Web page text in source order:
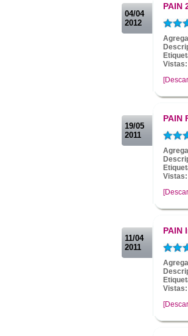
04/04
2012
PAIN
Vistas:
19/05
2011
PAIN
Vistas:
11/04
2011
PAIN
Vistas: